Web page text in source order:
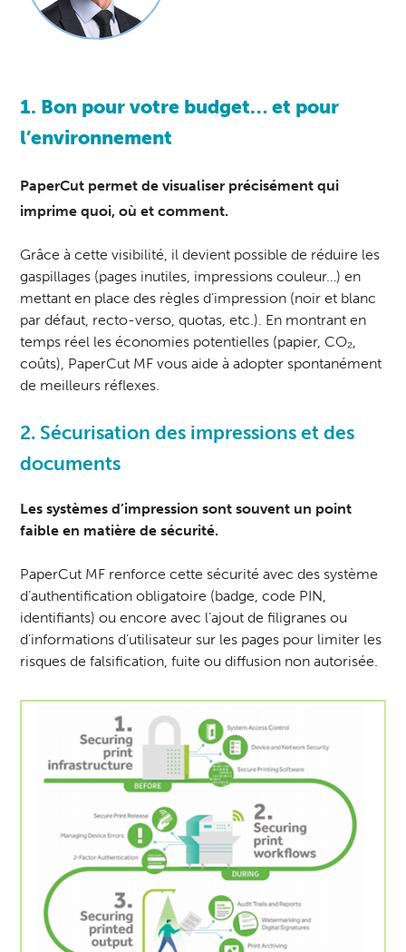
1. Bon pour votre budget… et pour
l’environnement
PaperCut permet de visualiser précisément qui
imprime quoi, où et comment.
Grâce à cette visibilité, il devient possible de réduire les
gaspillages (pages inutiles, impressions couleur…) en
mettant en place des règles d’impression (noir et blanc
par défaut, recto-verso, quotas, etc.). En montrant en
temps réel les économies potentielles (papier, CO₂,
coûts), PaperCut MF vous aide à adopter spontanément
de meilleurs réflexes.
2. Sécurisation des impressions et des
documents
Les systèmes d’impression sont souvent un point
faible en matière de sécurité.
PaperCut MF renforce cette sécurité avec des système
d’authentification obligatoire (badge, code PIN,
identifiants) ou encore avec l’ajout de filigranes ou
d’informations d’utilisateur sur les pages pour limiter les
risques de falsification, fuite ou diffusion non autorisée.